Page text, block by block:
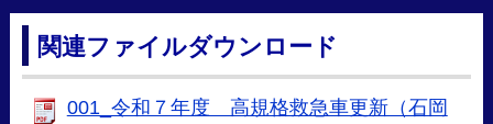
関連ファイルダウンロード
001_令和７年度 高規格救急車更新（石岡